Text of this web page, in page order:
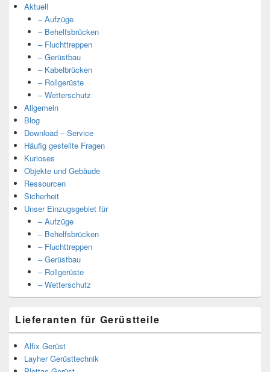
Aktuell
– Aufzüge
– Behelfsbrücken
– Fluchttreppen
– Gerüstbau
– Kabelbrücken
– Rollgerüste
– Wetterschutz
Allgemein
Blog
Download – Service
Häufig gestellte Fragen
Kurioses
Objekte und Gebäude
Ressourcen
Sicherheit
Unser Einzugsgebiet für
– Aufzüge
– Behelfsbrücken
– Fluchttreppen
– Gerüstbau
– Rollgerüste
– Wetterschutz
Lieferanten für Gerüstteile
Alfix Gerüst
Layher Gerüsttechnik